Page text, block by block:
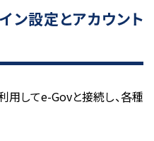
ン設定とアカウント
用してe-Govと接続し、各種